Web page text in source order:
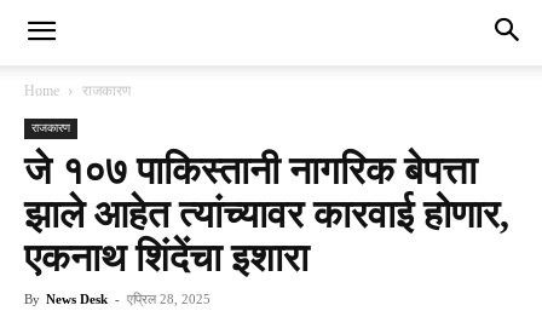
Home राजकारण
राजकारण
जे १०७ पाकिस्तानी नागरिक बेपत्ता
झाले आहेत त्यांच्यावर कारवाई होणार,
एकनाथ शिंदेंचा इशारा
By News Desk - एप्रिल 28, 2025